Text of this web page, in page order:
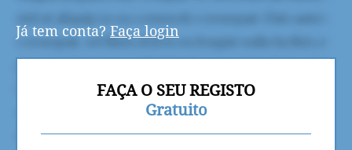
Já tem conta? Faça login
FAÇA O SEU REGISTO
Gratuito